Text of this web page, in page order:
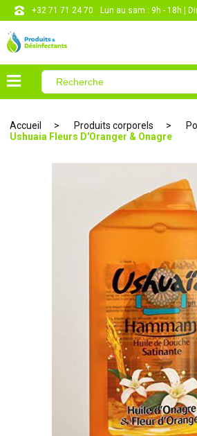
+32 71 71 24 70 Lun au sam : 9h - 18h |
×
Désinfectants
Accueil Produits corporels
Ushuaia Fleurs D'Oranger & Onagre